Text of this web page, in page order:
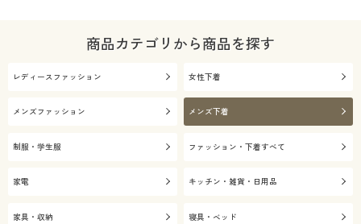
商品カテゴリから商品を探す
レディースファッション 女性下着
メンズファッション メンズ下着
制服・学生服 ファッション・下着すべて
家電 キッチン・雑貨・日用品
家具・収納 寝具・ベッド